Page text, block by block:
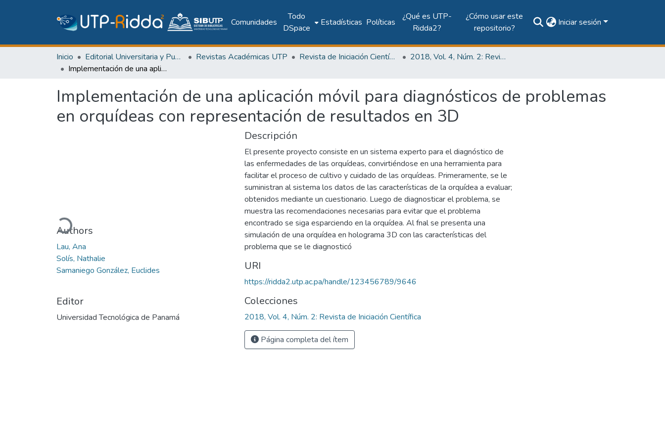
Comunidades
Todo
DSpace
Estadísticas Políticas
¿Qué es UTP-
Ridda2?
¿Cómo usar este
repositorio?
Iniciar sesión
Inicio Editorial Universitaria y Publicaciones Seriadas Revistas Académicas UTP Revista de Iniciación Científica
2018, Vol. 4, Núm. 2: Revista de Iniciación Científica
Implementación de una aplicación móvil para diagnósticos de problemas en orquídeas con representación de resultados en 3D
Implementación de una aplicación móvil para diagnósticos de problemas
en orquídeas con representación de resultados en 3D
Cargando...
Authors
Lau, Ana
Solís, Nathalie
Samaniego González, Euclides
Editor
Universidad Tecnológica de Panamá
Descripción
El presente proyecto consiste en un sistema experto para el diagnóstico de
las enfermedades de las orquídeas, convirtiéndose en una herramienta para
facilitar el proceso de cultivo y cuidado de las orquídeas. Primeramente, se le
suministran al sistema los datos de las características de la orquídea a evaluar;
obtenidos mediante un cuestionario. Luego de diagnosticar el problema, se
muestra las recomendaciones necesarias para evitar que el problema
encontrado se siga esparciendo en la orquídea. Al fnal se presenta una
simulación de una orquídea en holograma 3D con las características del
problema que se le diagnosticó
URI
https://ridda2.utp.ac.pa/handle/123456789/9646
Colecciones
2018, Vol. 4, Núm. 2: Revista de Iniciación Científica
Página completa del ítem